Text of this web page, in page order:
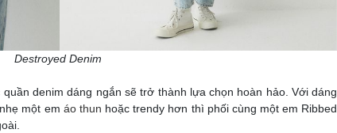
Destroyed Denim
denim dáng ngắn sẽ trở thành lựa chọn hoàn hảo. Với dáng
một em áo thun hoặc trendy hơn thì phối cùng một em Ribbed